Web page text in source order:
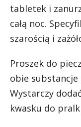
tabletek i
całą noc.
szarością i
Proszek do
obie substancje
Wystarczy
kwasku do